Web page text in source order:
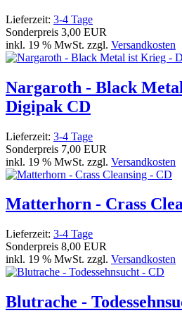
Lieferzeit: 3-4 Tage
Sonderpreis 3,00 EUR
inkl. 19 % MwSt. zzgl. Versandkosten
Nargaroth - Black
Digipak CD
Lieferzeit: 3-4 Tage
Sonderpreis 7,00 EUR
inkl. 19 % MwSt. zzgl. Versandkosten
Matterhorn - Crass
Lieferzeit: 3-4 Tage
Sonderpreis 8,00 EUR
inkl. 19 % MwSt. zzgl. Versandkosten
Blutrache -